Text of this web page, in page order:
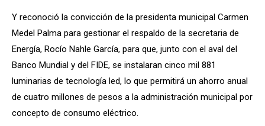
Y reconoció la convicción de la presidenta municipal Carmen
Medel Palma para gestionar el respaldo de la secretaria de
Energía, Rocío Nahle García, para que, junto con el aval del
Banco Mundial y del FIDE, se instalaran cinco mil 881
luminarias de tecnología led, lo que permitirá un ahorro anual
de cuatro millones de pesos a la administración municipal por
concepto de consumo eléctrico.